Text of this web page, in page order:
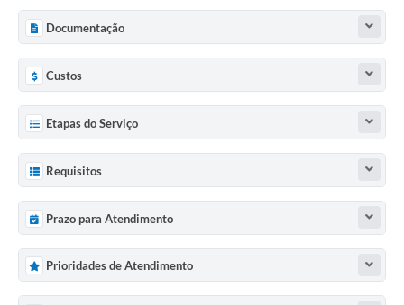
Documentação
Custos
Etapas do Serviço
Requisitos
Prazo para Atendimento
Prioridades de Atendimento